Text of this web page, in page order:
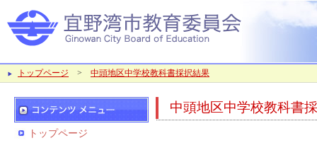
トップページ > 中頭地区中学校教科書採択結果
中頭地区中学校教科書
トップページ